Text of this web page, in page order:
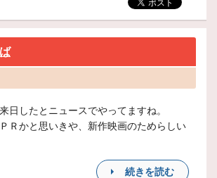
日したとニュースでやってますね。
Ｒかと思いきや、新作映画のためらしい
続きを読む